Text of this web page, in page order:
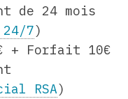
de 24 mois
7)
+ Forfait 10€
RSA)